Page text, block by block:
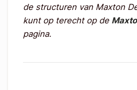
de structuren van Maxton
kunt op terecht op de
pagina.